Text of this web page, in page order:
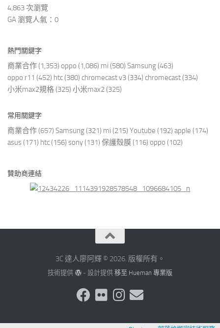
4,863 次瀏覽
GA 瀏覽人氣：0
熱門關鍵字
商業合作 (1,353) oppo (1,086) mi (580) Samsung (463)
oppo r11 (452) htc (380) chromecast v3 (334) chromecast (334)
小米max2規格 (325) 小米max2 (325)
常用關鍵字
商業合作 (657) Samsung (321) mi (215) Youtube (192) apple (174)
asus (171) htc (156) sony (131) 保護殼膜 (116) oppo (102)
贊助商連結
3C 達人廖阿輝 © 2026. 版權所有。
技術提供 - 設計提供 移至 Hueman 專業版